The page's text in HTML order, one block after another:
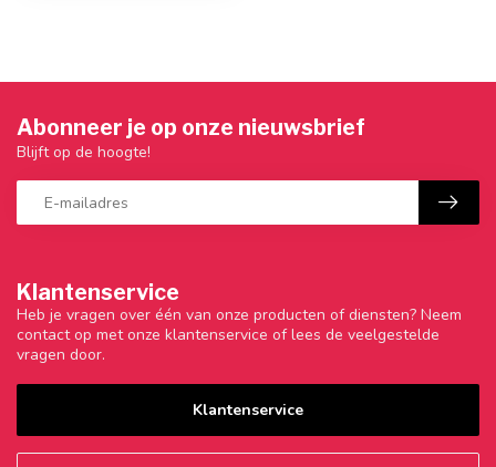
Klantenservice
Heb je vragen over één van onze producten of diensten? Neem
contact op met onze klantenservice of lees de veelgestelde
vragen door.
Klantenservice
Abonneer je op onze nieuwsbrief
Blijft op de hoogte!